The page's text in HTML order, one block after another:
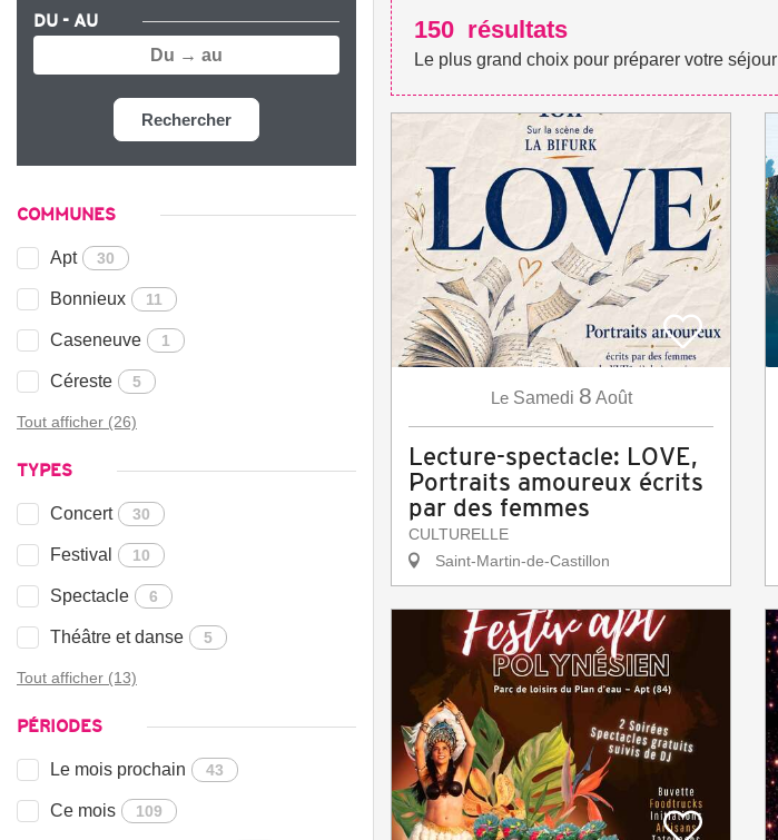
DU - AU
Rechercher
COMMUNES
Apt 30
Bonnieux 11
Caseneuve 1
Céreste 5
Tout afficher (26)
TYPES
Concert 30
Festival 10
Spectacle 6
Théâtre et danse 5
Tout afficher (13)
PÉRIODES
Le mois prochain 43
Ce mois 109
150 résultats
Le plus grand choix pour préparer votre séjour
Le Samedi 8 Août
Lecture-spectacle: LOVE,
Portraits amoureux écrits
par des femmes
CULTURELLE
Saint-Martin-de-Castillon